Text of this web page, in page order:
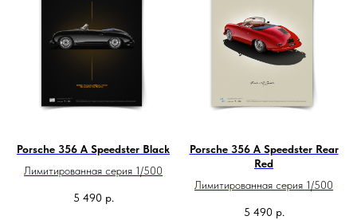
Porsche 356 A Speedster Black
Лимитированная серия 1/500
5 490 р.
Porsche 356 A Speedster Rear
Red
Лимитированная серия 1/500
5 490 р.